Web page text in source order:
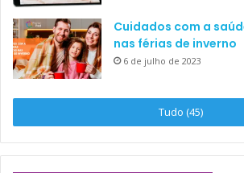
Cuidados com a
nas férias de inverno
6 de julho de 2023
Tudo (45)